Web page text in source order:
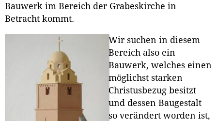
Bauwerk im Bereich der Grabeskirche in
Betracht kommt.
Wir suchen in diesem
Bereich also ein
Bauwerk, welches einen
möglichst starken
Christusbezug besitzt
und dessen Baugestalt
so verändert worden ist,